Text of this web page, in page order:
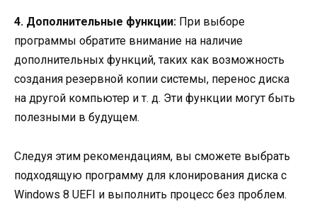
4. Дополнительные функции: При выборе
программы обратите внимание на наличие
дополнительных функций, таких как возможность
создания резервной копии системы, перенос диска
на другой компьютер и т. д. Эти функции могут быть
полезными в будущем.
Следуя этим рекомендациям, вы сможете выбрать
подходящую программу для клонирования диска с
Windows 8 UEFI и выполнить процесс без проблем.